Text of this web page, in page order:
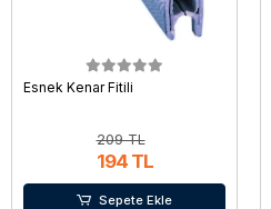
Esnek Kenar Fitili
209 TL
194 TL
Sepete Ekle